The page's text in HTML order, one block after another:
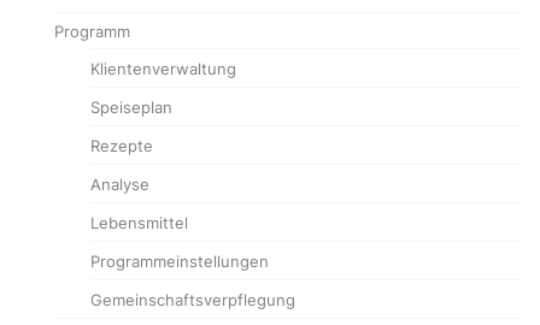
Programm
Klientenverwaltung
Speiseplan
Rezepte
Analyse
Lebensmittel
Programmeinstellungen
Gemeinschaftsverpflegung